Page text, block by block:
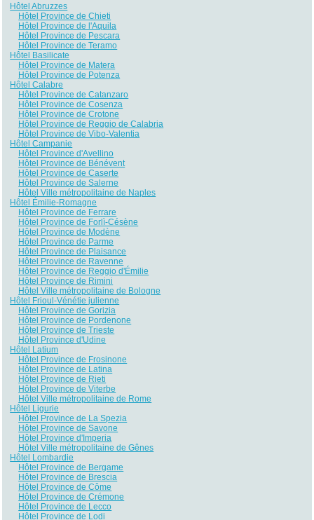
Hôtel Abruzzes
Hôtel Province de Chieti
Hôtel Province de l'Aquila
Hôtel Province de Pescara
Hôtel Province de Teramo
Hôtel Basilicate
Hôtel Province de Matera
Hôtel Province de Potenza
Hôtel Calabre
Hôtel Province de Catanzaro
Hôtel Province de Cosenza
Hôtel Province de Crotone
Hôtel Province de Reggio de Calabria
Hôtel Province de Vibo-Valentia
Hôtel Campanie
Hôtel Province d'Avellino
Hôtel Province de Bénévent
Hôtel Province de Caserte
Hôtel Province de Salerne
Hôtel Ville métropolitaine de Naples
Hôtel Émilie-Romagne
Hôtel Province de Ferrare
Hôtel Province de Forlì-Césène
Hôtel Province de Modène
Hôtel Province de Parme
Hôtel Province de Plaisance
Hôtel Province de Ravenne
Hôtel Province de Reggio d'Émilie
Hôtel Province de Rimini
Hôtel Ville métropolitaine de Bologne
Hôtel Frioul-Vénétie julienne
Hôtel Province de Gorizia
Hôtel Province de Pordenone
Hôtel Province de Trieste
Hôtel Province d'Udine
Hôtel Latium
Hôtel Province de Frosinone
Hôtel Province de Latina
Hôtel Province de Rieti
Hôtel Province de Viterbe
Hôtel Ville métropolitaine de Rome
Hôtel Ligurie
Hôtel Province de La Spezia
Hôtel Province de Savone
Hôtel Province d'Imperia
Hôtel Ville métropolitaine de Gênes
Hôtel Lombardie
Hôtel Province de Bergame
Hôtel Province de Brescia
Hôtel Province de Côme
Hôtel Province de Crémone
Hôtel Province de Lecco
Hôtel Province de Lodi